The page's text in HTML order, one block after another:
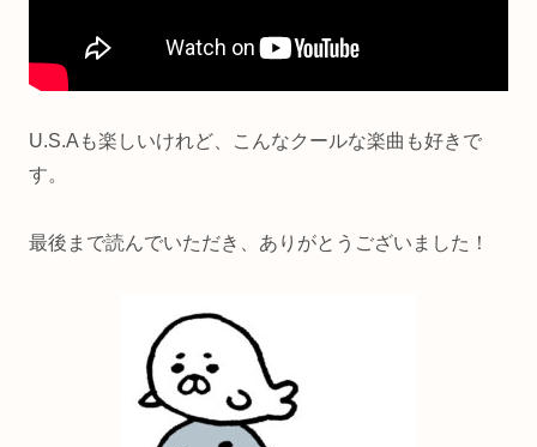
U.S.Aも楽しいけれど、こんなクールな楽曲も好きで
す。
最後まで読んでいただき、ありがとうございました！